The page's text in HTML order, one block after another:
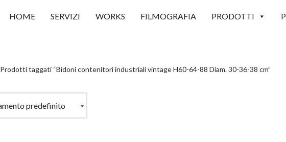
HOME SERVIZI WORKS FILMOGRAFIA PRODOTTI
Prodotti taggati “Bidoni contenitori industriali vintage H60-64-88 Diam. 30-36-38 cm”